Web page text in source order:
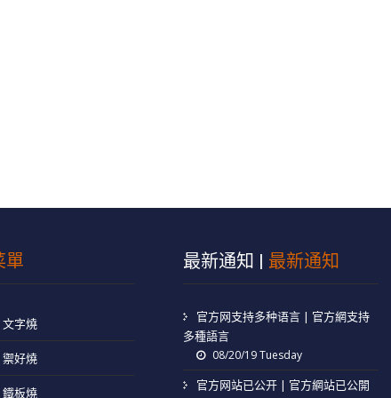
單
字燒
好燒
板燒
最新通知 | 最新通知
官方网支持多种语言 | 官方網支持
多種語言
08/20/19 Tuesday
官方网站已公开 | 官方網站已公開